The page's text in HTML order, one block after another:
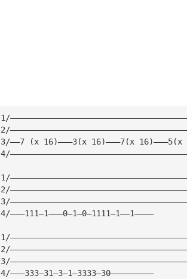
1/
2/
3/——7 (x 16)———3(x 16)———7(x 16)———5(x
4/
1/
2/
3/
4/———111—1———0—1—0—1111—1——1————
1/
2/
3/
4/———333—31—3—1—3333—30—————————